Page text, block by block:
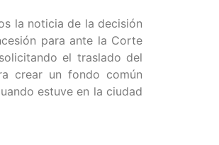
la noticia de la decisión
para ante la Corte
el traslado del
crear un fondo común
estuve en la ciudad